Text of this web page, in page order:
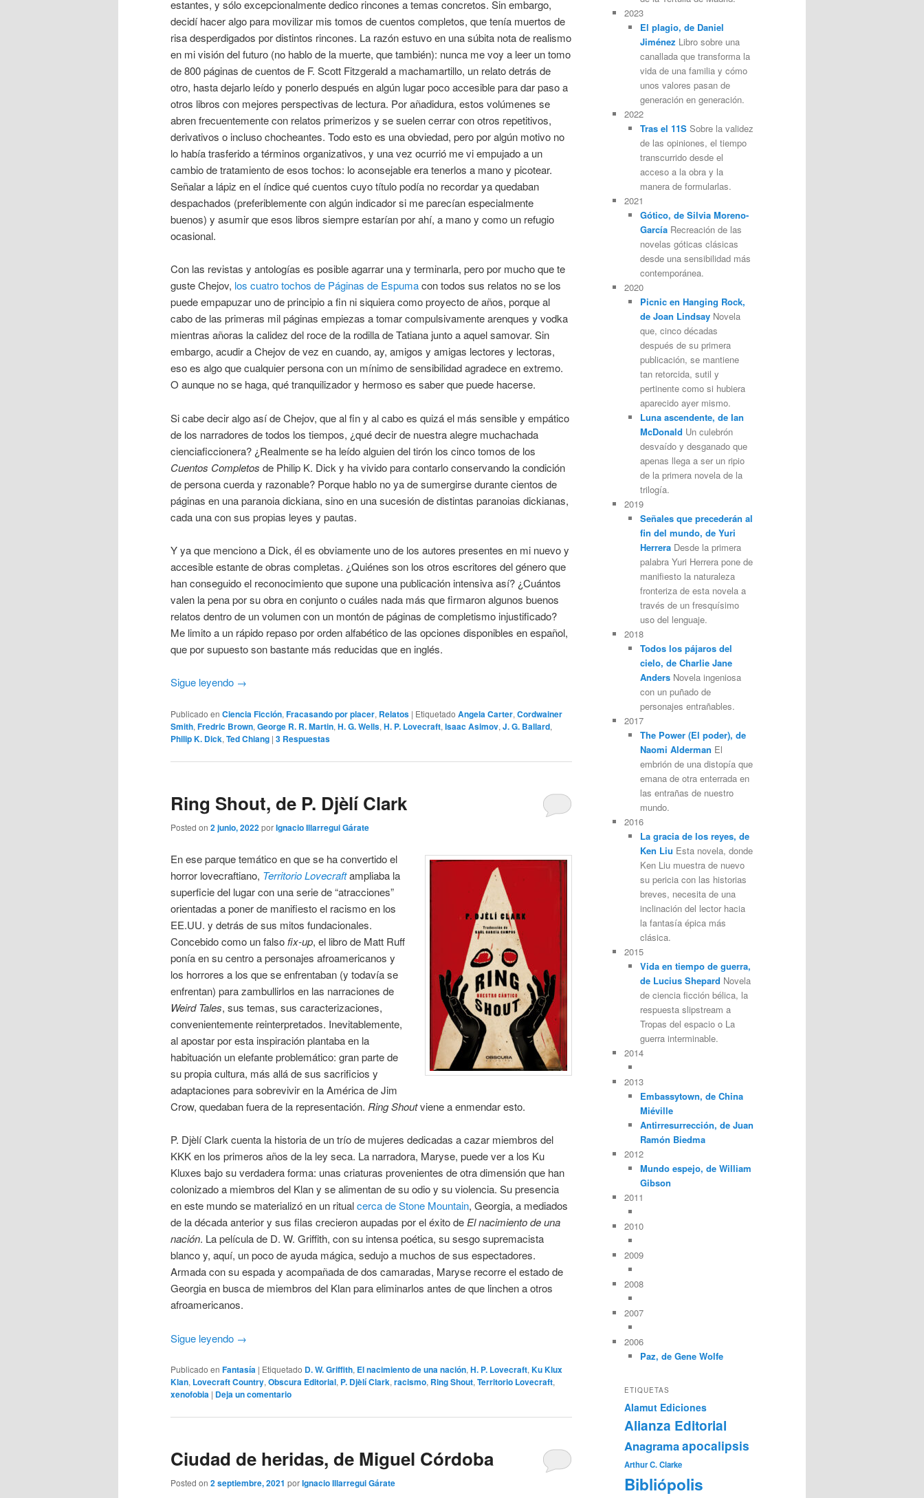
estantes, y sólo excepcionalmente dedico rincones a temas concretos. Sin embargo,
decidí hacer algo para movilizar mis tomos de cuentos completos, que tenía muertos de
risa desperdigados por distintos rincones. La razón estuvo en una súbita nota de realismo
en mi visión del futuro (no hablo de la muerte, que también): nunca me voy a leer un tomo
de 800 páginas de cuentos de F. Scott Fitzgerald a machamartillo, un relato detrás de
otro, hasta dejarlo leído y ponerlo después en algún lugar poco accesible para dar paso a
otros libros con mejores perspectivas de lectura. Por añadidura, estos volúmenes se
abren frecuentemente con relatos primerizos y se suelen cerrar con otros repetitivos,
derivativos o incluso chocheantes. Todo esto es una obviedad, pero por algún motivo no
lo había trasferido a términos organizativos, y una vez ocurrió me vi empujado a un
cambio de tratamiento de esos tochos: lo aconsejable era tenerlos a mano y picotear.
Señalar a lápiz en el índice qué cuentos cuyo título podía no recordar ya quedaban
despachados (preferiblemente con algún indicador si me parecían especialmente
buenos) y asumir que esos libros siempre estarían por ahí, a mano y como un refugio
ocasional.
Con las revistas y antologías es posible agarrar una y terminarla, pero por mucho que te
guste Chejov, los cuatro tochos de Páginas de Espumacon todos sus relatos no se los
puede empapuzar uno de principio a fin ni siquiera como proyecto de años, porque al
cabo de las primeras mil páginas empiezas a tomar compulsivamente arenques y vodka
mientras añoras la calidez del roce de la rodilla de Tatiana junto a aquel samovar. Sin
embargo, acudir a Chejov de vez en cuando, ay, amigos y amigas lectores y lectoras,
eso es algo que cualquier persona con un mínimo de sensibilidad agradece en extremo.
O aunque no se haga, qué tranquilizador y hermoso es saber que puede hacerse.
Si cabe decir algo así de Chejov, que al fin y al cabo es quizá el más sensible y empático
de los narradores de todos los tiempos, ¿qué decir de nuestra alegre muchachada
cienciaficcionera? ¿Realmente se ha leído alguien del tirón los cinco tomos de los
Cuentos Completos de Philip K. Dick y ha vivido para contarlo conservando la condición
de persona cuerda y razonable? Porque hablo no ya de sumergirse durante cientos de
páginas en una paranoia dickiana, sino en una sucesión de distintas paranoias dickianas,
cada una con sus propias leyes y pautas.
Y ya que menciono a Dick, él es obviamente uno de los autores presentes en mi nuevo y
accesible estante de obras completas. ¿Quiénes son los otros escritores del género que
han conseguido el reconocimiento que supone una publicación intensiva así? ¿Cuántos
valen la pena por su obra en conjunto o cuáles nada más que firmaron algunos buenos
relatos dentro de un volumen con un montón de páginas de completismo injustificado?
Me limito a un rápido repaso por orden alfabético de las opciones disponibles en español,
que por supuesto son bastante más reducidas que en inglés.
Sigue leyendo →
Publicado en Ciencia Ficción, Fracasando por placer, Relatos | Etiquetado Angela Carter, Cordwainer
Smith, Fredric Brown, George R. R. Martin, H. G. Wells, H. P. Lovecraft, Isaac Asimov, J. G. Ballard,
Philip K. Dick, Ted Chiang | 3 Respuestas
Ring Shout, de P. Djèlí Clark
Posted on 2 junio, 2022porIgnacio Illarregui Gárate
En ese parque temático en que se ha convertido el
horror lovecraftiano, Territorio Lovecraftampliaba la
superficie del lugar con una serie de “atracciones”
orientadas a poner de manifiesto el racismo en los
EE.UU. y detrás de sus mitos fundacionales.
Concebido como un falso fix-up, el libro de Matt Ruff
ponía en su centro a personajes afroamericanos y
los horrores a los que se enfrentaban (y todavía se
enfrentan) para zambullirlos en las narraciones de
Weird Tales, sus temas, sus caracterizaciones,
convenientemente reinterpretados. Inevitablemente,
al apostar por esta inspiración plantaba en la
habituación un elefante problemático: gran parte de
su propia cultura, más allá de sus sacrificios y
adaptaciones para sobrevivir en la América de Jim
Crow, quedaban fuera de la representación. Ring Shoutviene a enmendar esto.
P. Djèlí Clark cuenta la historia de un trío de mujeres dedicadas a cazar miembros del
KKK en los primeros años de la ley seca. La narradora, Maryse, puede ver a los Ku
Kluxes bajo su verdadera forma: unas criaturas provenientes de otra dimensión que han
colonizado a miembros del Klan y se alimentan de su odio y su violencia. Su presencia
en este mundo se materializó en un ritualcerca de Stone Mountain, Georgia, a mediados
de la década anterior y sus filas crecieron aupadas por el éxito de El nacimiento de una
nación. La película de D. W. Griffith, con su intensa poética, su sesgo supremacista
blanco y, aquí, un poco de ayuda mágica, sedujo a muchos de sus espectadores.
Armada con su espada y acompañada de dos camaradas, Maryse recorre el estado de
Georgia en busca de miembros del Klan para eliminarlos antes de que linchen a otros
afroamericanos.
Sigue leyendo →
Publicado en Fantasía | Etiquetado D. W. Griffith, El nacimiento de una nación, H. P. Lovecraft, Ku Klux
Klan, Lovecraft Country, Obscura Editorial, P. Djèlí Clark, racismo, Ring Shout, Territorio Lovecraft,
xenofobia | Deja un comentario
Ciudad de heridas, de Miguel Córdoba
Posted on 2 septiembre, 2021 porIgnacio Illarregui Gárate
2023
El plagio, de Daniel
Jiménez Libro sobre una
canallada que transforma la
vida de una familia y cómo
unos valores pasan de
generación en generación.
2022
Tras el 11SSobre la validez
de las opiniones, el tiempo
transcurrido desde el
acceso a la obra y la
manera de formularlas.
2021
Gótico, de Silvia Moreno-
GarcíaRecreación de las
novelas góticas clásicas
desde una sensibilidad más
contemporánea.
2020
Picnic en Hanging Rock,
de Joan LindsayNovela
que, cinco décadas
después de su primera
publicación, se mantiene
tan retorcida, sutil y
pertinente como si hubiera
aparecido ayer mismo.
Luna ascendente, de Ian
McDonald Un culebrón
desvaído y desganado que
apenas llega a ser un ripio
de la primera novela de la
trilogía.
2019
Señales que precederán al
fin del mundo, de Yuri
HerreraDesde la primera
palabra Yuri Herrera pone de
manifiesto la naturaleza
fronteriza de esta novela a
través de un fresquísimo
uso del lenguaje.
2018
Todos los pájaros del
cielo, de Charlie Jane
AndersNovela ingeniosa
con un puñado de
personajes entrañables.
2017
The Power (El poder), de
Naomi Alderman El
embrión de una distopía que
emana de otra enterrada en
las entrañas de nuestro
mundo.
2016
La gracia de los reyes, de
Ken Liu Esta novela, donde
Ken Liu muestra de nuevo
su pericia con las historias
breves, necesita de una
inclinación del lector hacia
la fantasía épica más
clásica.
2015
Vida en tiempo de guerra,
de Lucius Shepard Novela
de ciencia ficción bélica, la
respuesta slipstream a
Tropas del espacio o La
guerra interminable.
2014
2013
Embassytown, de China
Miéville
Antirresurrección, de Juan
Ramón Biedma
2012
Mundo espejo, de William
Gibson
2011
2010
2009
2008
2007
2006
Paz, de Gene Wolfe
ETIQUETAS
Alamut Ediciones
Alianza Editorial
Anagramaapocalipsis
Arthur C. Clarke
Bibliópolis